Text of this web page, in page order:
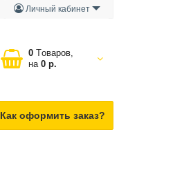
Личный кабинет
0 Tоваров,
на
0 р.
Как оформить заказ?